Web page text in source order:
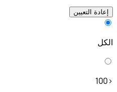
إعادة التعيين
الكل
<100